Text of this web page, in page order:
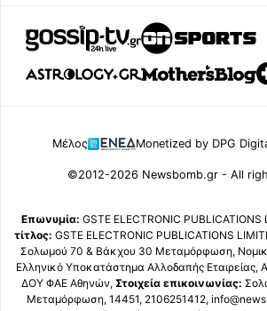
Μέλος Monetized by DPG
©2012-2026 Newsbomb.gr - All
Επωνυμία: GSTE ELECTRONIC PUBLICATIONS
τίτλος: GSTE ELECTRONIC PUBLICATIONS
Σολωμού 70 & Βάκχου 30 Μεταμόρφωση,
Ελληνικό Υποκατάστημα Αλλοδαπής
ΔΟΥ ΦΑΕ Αθηνών, Στοιχεία επικοινωνίας:
Μεταμόρφωση, 14451, 2106251412,